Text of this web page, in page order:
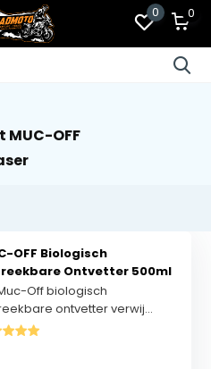
0 0
OFF
OFF Biologisch
Ontvetter 500ml
Off biologisch
ontvetter verwij...